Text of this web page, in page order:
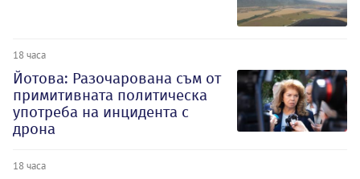
18 часа
Йотова: Разочарована съм от
примитивната политическа
употреба на инцидента с
дрона
18 часа